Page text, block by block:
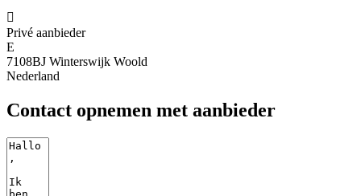

Privé aanbieder
E
7108BJ Winterswijk Woold
Nederland
Contact opnemen met aanbieder